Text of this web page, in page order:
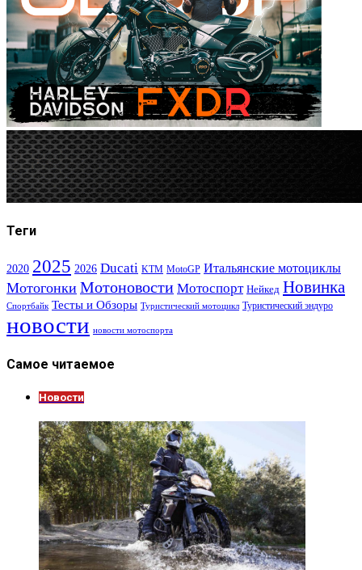
Теги
2020 2025 2026 Ducati KTM MotoGP Итальянские мотоциклы
Мотогонки Мотоновости Мотоспорт Нейкед Новинка
Спортбайк Тесты и Обзоры Туристический мотоцикл Туристический эндуро
новости новости мотоспорта
Самое читаемое
Новости